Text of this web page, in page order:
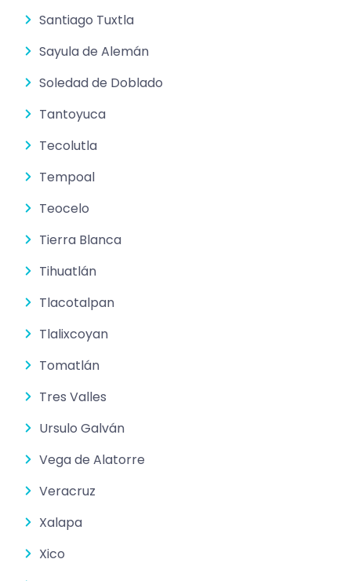
Santiago Tuxtla
Sayula de Alemán
Soledad de Doblado
Tantoyuca
Tecolutla
Tempoal
Teocelo
Tierra Blanca
Tihuatlán
Tlacotalpan
Tlalixcoyan
Tomatlán
Tres Valles
Ursulo Galván
Vega de Alatorre
Veracruz
Xalapa
Xico